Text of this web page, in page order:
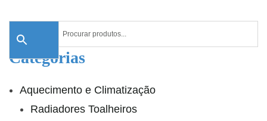
Categorias
Aquecimento e Climatização
Radiadores Toalheiros